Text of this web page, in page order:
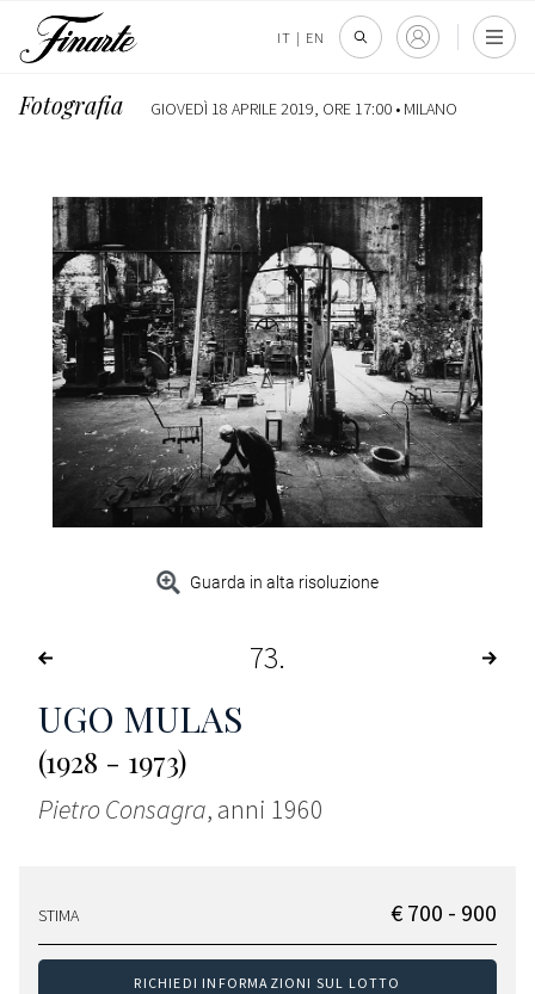
IT | EN
Fotografia GIOVEDÌ 18 APRILE 2019, ORE 17:00 • MILANO
Guarda in alta risoluzione
73
UGO MULAS
(1928 - 1973)
Pietro Consagra, anni 1960
STIMA € 700 - 900
RICHIEDI INFORMAZIONI SUL LOTTO